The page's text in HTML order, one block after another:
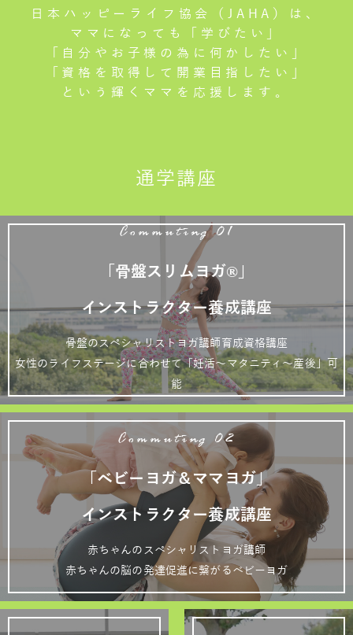
日本ハッピーライフ協会（JAHA）は、
ママになっても「学びたい」
「自分やお子様の為に何かしたい」
「資格を取得して開業目指したい」
という輝くママを応援します。
通学講座
Commuting 01
「骨盤スリムヨガ®」
インストラクター養成講座
骨盤のスペシャリストヨガ講師育成資格講座
女性のライフステージに合わせて「妊活～マタニティ～産後」可
能
Commuting 02
「ベビーヨガ＆ママヨガ」
インストラクター養成講座
赤ちゃんのスペシャリストヨガ講師
赤ちゃんの脳の発達促進に繋がるベビーヨガ